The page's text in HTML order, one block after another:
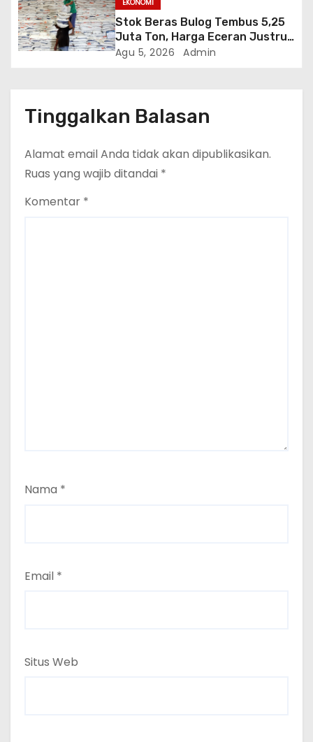
EKONOMI
Stok Beras Bulog Tembus 5,25
Juta Ton, Harga Eceran Justru
Naik 7 Bulan Berturut-Turut
Agu 5, 2026 Admin
Tinggalkan Balasan
Alamat email Anda tidak akan dipublikasikan.
Ruas yang wajib ditandai *
Komentar *
Nama *
Email *
Situs Web